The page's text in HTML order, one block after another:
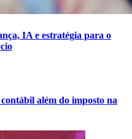
IA e estratégia para o
além do imposto na